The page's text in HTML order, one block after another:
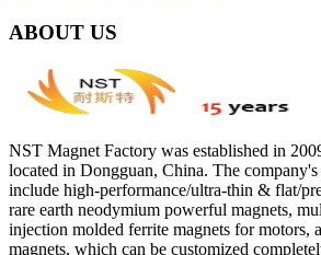
ABOUT US
NST Magnet Factory was established in
located in Dongguan, China. The
include high-performance/ultra-thin & flat/
rare earth neodymium powerful magnets,
injection molded ferrite magnets for motors,
magnets, which can be customized